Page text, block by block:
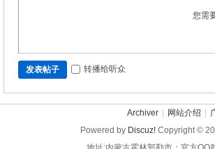
您需
发表帖子 转播给听众
Archiver 网站介绍
Powered by Discuz! Copyright ©